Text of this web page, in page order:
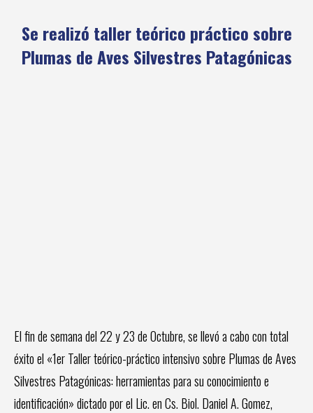
Se realizó taller teórico práctico sobre
Plumas de Aves Silvestres Patagónicas
El fin de semana del 22 y 23 de Octubre, se llevó a cabo con total
éxito el «1er Taller teórico-práctico intensivo sobre Plumas de Aves
Silvestres Patagónicas: herramientas para su conocimiento e
identificación» dictado por el Lic. en Cs. Biol. Daniel A. Gomez,